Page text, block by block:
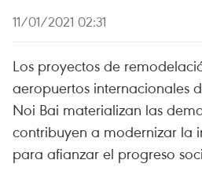
11/01/2021 02:31
Los proyectos de
aeropuertos internacionales
Noi Bai materializan las
contribuyen a modernizar la
para afianzar el progreso